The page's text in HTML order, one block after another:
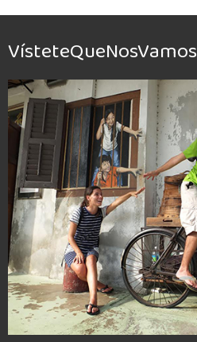
VísteteQueNosVamos